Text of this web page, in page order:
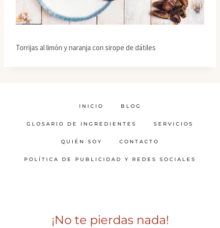
Torrijas al limón y naranja con sirope de dátiles
INICIO BLOG
GLOSARIO DE INGREDIENTES SERVICIOS
QUIÉN SOY CONTACTO
POLÍTICA DE PUBLICIDAD Y REDES SOCIALES
¡No te pierdas nada!